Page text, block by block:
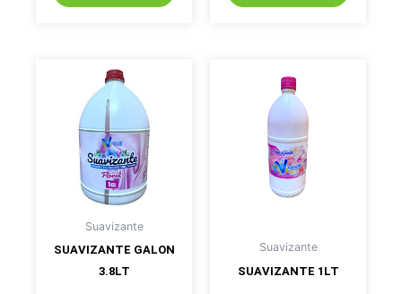
Suavizante
SUAVIZANTE GALON
3.8LT
Suavizante
SUAVIZANTE 1LT